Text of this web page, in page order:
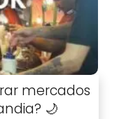
mercados
🌙